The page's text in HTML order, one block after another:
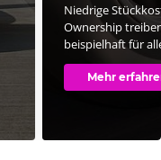
Niedrige
Ownership
beispielhaft für
Mehr